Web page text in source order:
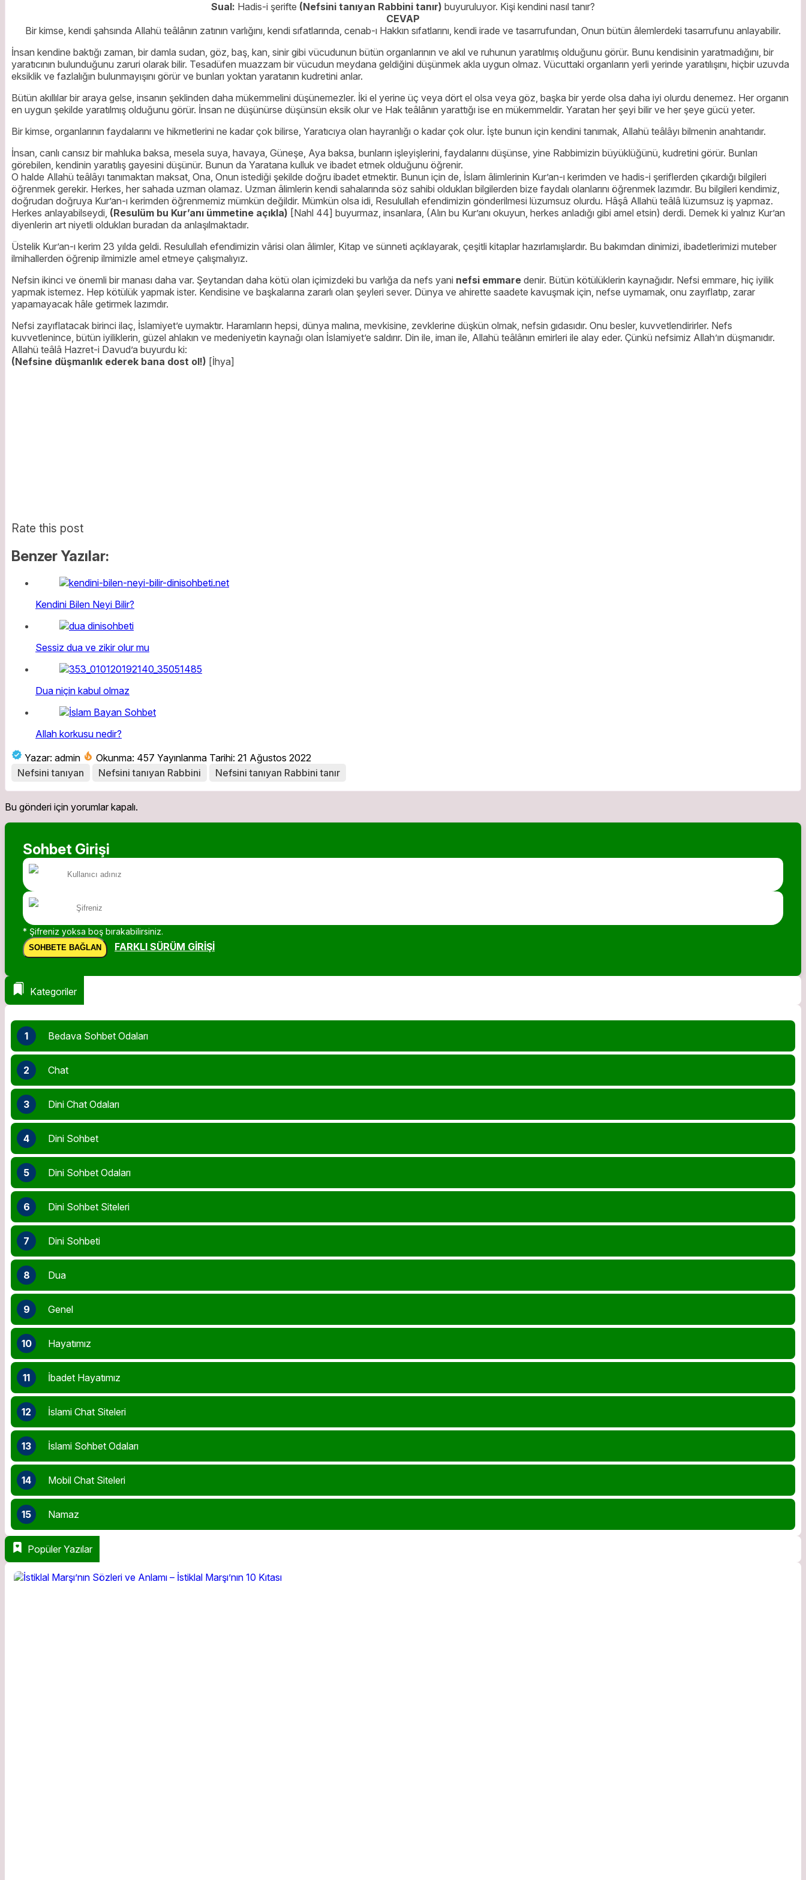
Sual: Hadis-i şerifte (Nefsini tanıyan Rabbini tanır) buyuruluyor. Kişi kendini nasıl tanır?
CEVAP
Bir kimse, kendi şahsında Allahü teâlânın zatının varlığını, kendi sıfatlarında, cenab-ı Hakkın sıfatlarını, kendi irade ve tasarrufundan, Onun bütün âlemlerdeki tasarrufunu anlayabilir.
İnsan kendine baktığı zaman, bir damla sudan, göz, baş, kan, sinir gibi vücudunun bütün organlarının ve akıl ve ruhunun yaratılmış olduğunu görür. Bunu kendisinin yaratmadığını, bir
yaratıcının bulunduğunu zaruri olarak bilir. Tesadüfen muazzam bir vücudun meydana geldiğini düşünmek akla uygun olmaz. Vücuttaki organların yerli yerinde yaratılışını, hiçbir uzuvda
eksiklik ve fazlalığın bulunmayışını görür ve bunları yoktan yaratanın kudretini anlar.
Bütün akıllılar bir araya gelse, insanın şeklinden daha mükemmelini düşünemezler. İki el yerine üç veya dört el olsa veya göz, başka bir yerde olsa daha iyi olurdu denemez. Her organın
en uygun şekilde yaratılmış olduğunu görür. İnsan ne düşünürse düşünsün eksik olur ve Hak teâlânın yarattığı ise en mükemmeldir. Yaratan her şeyi bilir ve her şeye gücü yeter.
Bir kimse, organlarının faydalarını ve hikmetlerini ne kadar çok bilirse, Yaratıcıya olan hayranlığı o kadar çok olur. İşte bunun için kendini tanımak, Allahü teâlâyı bilmenin anahtarıdır.
İnsan, canlı cansız bir mahluka baksa, mesela suya, havaya, Güneşe, Aya baksa, bunların işleyişlerini, faydalarını düşünse, yine Rabbimizin büyüklüğünü, kudretini görür. Bunları
görebilen, kendinin yaratılış gayesini düşünür. Bunun da Yaratana kulluk ve ibadet etmek olduğunu öğrenir.
O halde Allahü teâlâyı tanımaktan maksat, Ona, Onun istediği şekilde doğru ibadet etmektir. Bunun için de, İslam âlimlerinin Kur’an-ı kerimden ve hadis-i şeriflerden çıkardığı bilgileri
öğrenmek gerekir. Herkes, her sahada uzman olamaz. Uzman âlimlerin kendi sahalarında söz sahibi oldukları bilgilerden bize faydalı olanlarını öğrenmek lazımdır. Bu bilgileri kendimiz,
doğrudan doğruya Kur’an-ı kerimden öğrenmemiz mümkün değildir. Mümkün olsa idi, Resulullah efendimizin gönderilmesi lüzumsuz olurdu. Hâşâ Allahü teâlâ lüzumsuz iş yapmaz.
Herkes anlayabilseydi, (Resulüm bu Kur’anı ümmetine açıkla) [Nahl 44] buyurmaz, insanlara, (Alın bu Kur’anı okuyun, herkes anladığı gibi amel etsin) derdi. Demek ki yalnız Kur’an
diyenlerin art niyetli oldukları buradan da anlaşılmaktadır.
Üstelik Kur’an-ı kerim 23 yılda geldi. Resulullah efendimizin vârisi olan âlimler, Kitap ve sünneti açıklayarak, çeşitli kitaplar hazırlamışlardır. Bu bakımdan dinimizi, ibadetlerimizi muteber
ilmihallerden öğrenip ilmimizle amel etmeye çalışmalıyız.
Nefsin ikinci ve önemli bir manası daha var. Şeytandan daha kötü olan içimizdeki bu varlığa da nefs yani nefsi emmare denir. Bütün kötülüklerin kaynağıdır. Nefsi emmare, hiç iyilik
yapmak istemez. Hep kötülük yapmak ister. Kendisine ve başkalarına zararlı olan şeyleri sever. Dünya ve ahirette saadete kavuşmak için, nefse uymamak, onu zayıflatıp, zarar
yapamayacak hâle getirmek lazımdır.
Nefsi zayıflatacak birinci ilaç, İslamiyet’e uymaktır. Haramların hepsi, dünya malına, mevkisine, zevklerine düşkün olmak, nefsin gıdasıdır. Onu besler, kuvvetlendirirler. Nefs
kuvvetlenince, bütün iyiliklerin, güzel ahlakın ve medeniyetin kaynağı olan İslamiyet’e saldırır. Din ile, iman ile, Allahü teâlânın emirleri ile alay eder. Çünkü nefsimiz Allah’ın düşmanıdır.
Allahü teâlâ Hazret-i Davud’a buyurdu ki:
(Nefsine düşmanlık ederek bana dost ol!) [İhya]
Rate this post
Benzer Yazılar:
Kendini Bilen Neyi Bilir?
Sessiz dua ve zikir olur mu
Dua niçin kabul olmaz
Allah korkusu nedir?
Yazar: admin
Okunma: 457 Yayınlanma Tarihi: 21 Ağustos 2022
Nefsini tanıyan
Nefsini tanıyan Rabbini Nefsini tanıyan Rabbini tanır
Bu gönderi için yorumlar kapalı.
Sohbet Girişi
* Şifreniz yoksa boş bırakabilirsiniz.
SOHBETE BAĞLAN FARKLI SÜRÜM GIRIŞI
Kategoriler
1 Bedava Sohbet Odaları
2 Chat
3 Dini Chat Odaları
4 Dini Sohbet
5 Dini Sohbet Odaları
6 Dini Sohbet Siteleri
7 Dini Sohbeti
8 Dua
9 Genel
10 Hayatımız
11 İbadet Hayatımız
12 İslami Chat Siteleri
13 İslami Sohbet Odaları
14 Mobil Chat Siteleri
15 Namaz
Popüler Yazılar